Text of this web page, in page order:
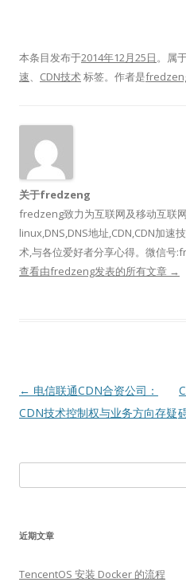
本条目发布于2014年12月25日。属
速、 CDN技术标签。 作者是
关于fredzeng
fredzeng致力为互联网及移动互联
linux,DNS,DNS地址,CDN,CDN加速
术,与各位爱好者分享心得。微信号
查看由fredzeng发表的所有文章 →
文
章
← 电信联通CDN合资公司：
CDN技术控制权与业务方向存疑
索：
近期文章
TencentOS 安装 Docker 的流程